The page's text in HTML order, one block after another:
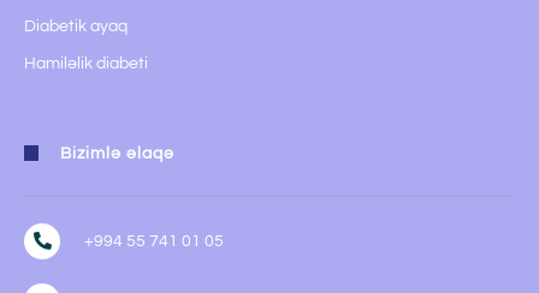
Diabetik ayaq
Hamiləlik diabeti
Bizimlə əlaqə
+994 55 741 01 05